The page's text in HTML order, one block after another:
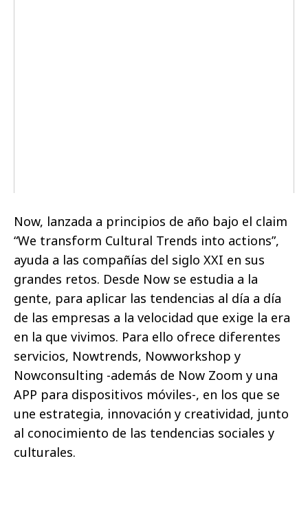
Now, lanzada a principios de año bajo el claim
“We transform Cultural Trends into actions”,
ayuda a las compañías del siglo XXI en sus
grandes retos. Desde Now se estudia a la
gente, para aplicar las tendencias al día a día
de las empresas a la velocidad que exige la era
en la que vivimos. Para ello ofrece diferentes
servicios, Nowtrends, Nowworkshop y
Nowconsulting -además de Now Zoom y una
APP para dispositivos móviles-, en los que se
une estrategia, innovación y creatividad, junto
al conocimiento de las tendencias sociales y
culturales.